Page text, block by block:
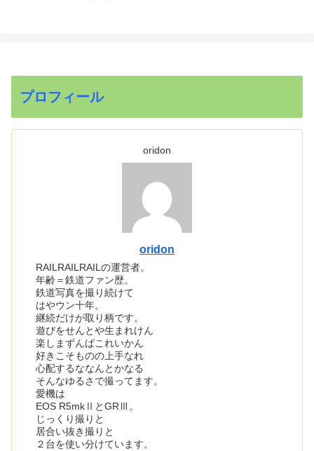
プロフィール
oridon
oridon
RAILRAILRAILの運営者。
年齢＝鉄道ファン歴。
鉄道写真を撮り続けて
はやウン十年。
継続だけが取り柄です。
遊びをせんとや生まれけん
楽しまずんばこれいかん
好きこそものの上手なれ
心配するななんとかなる
そんなゆるさで撮ってます。
愛機は
EOS R5mkⅡとGRⅢ。
じっくり撮りと
居合い抜き撮りと
２台を使い分けています。